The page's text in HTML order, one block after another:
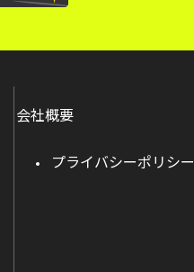
会社概要
プライバシーポリシー